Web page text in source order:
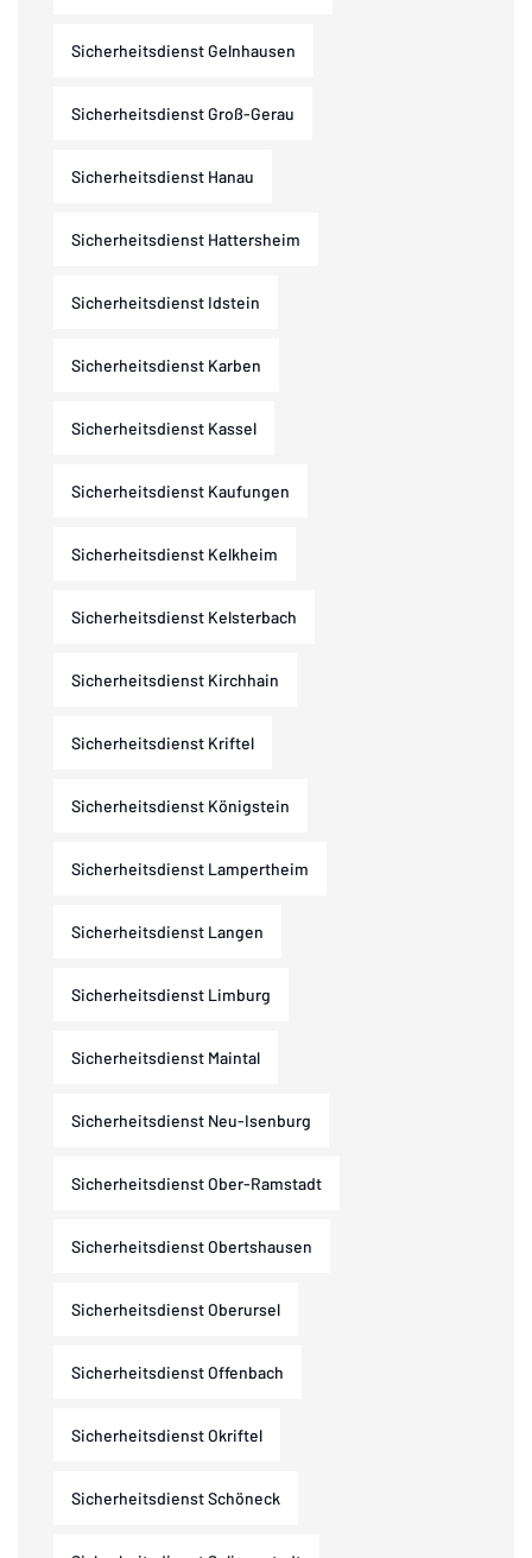
Sicherheitsdienst Gelnhausen
Sicherheitsdienst Groß-Gerau
Sicherheitsdienst Hanau
Sicherheitsdienst Hattersheim
Sicherheitsdienst Idstein
Sicherheitsdienst Karben
Sicherheitsdienst Kassel
Sicherheitsdienst Kaufungen
Sicherheitsdienst Kelkheim
Sicherheitsdienst Kelsterbach
Sicherheitsdienst Kirchhain
Sicherheitsdienst Kriftel
Sicherheitsdienst Königstein
Sicherheitsdienst Lampertheim
Sicherheitsdienst Langen
Sicherheitsdienst Limburg
Sicherheitsdienst Maintal
Sicherheitsdienst Neu-Isenburg
Sicherheitsdienst Ober-Ramstadt
Sicherheitsdienst Obertshausen
Sicherheitsdienst Oberursel
Sicherheitsdienst Offenbach
Sicherheitsdienst Okriftel
Sicherheitsdienst Schöneck